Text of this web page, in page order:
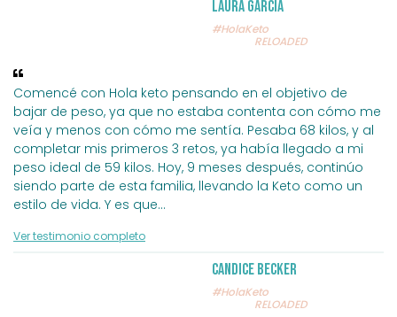
Laura García
#HolaKeto
RELOADED
Comencé con Hola keto pensando en el objetivo de
bajar de peso, ya que no estaba contenta con cómo me
veía y menos con cómo me sentía. Pesaba 68 kilos, y al
completar mis primeros 3 retos, ya había llegado a mi
peso ideal de 59 kilos. Hoy, 9 meses después, continúo
siendo parte de esta familia, llevando la Keto como un
estilo de vida. Y es que...
Ver testimonio completo
Candice Becker
#HolaKeto
RELOADED